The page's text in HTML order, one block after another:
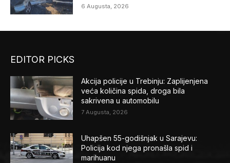
6 Augusta, 2026
EDITOR PICKS
Akcija policije u Trebinju: Zaplijenjena
veća količina spida, droga bila
sakrivena u automobilu
7 Augusta, 2026
Uhapšen 55-godišnjak u Sarajevu:
Policija kod njega pronašla spid i
marihuanu